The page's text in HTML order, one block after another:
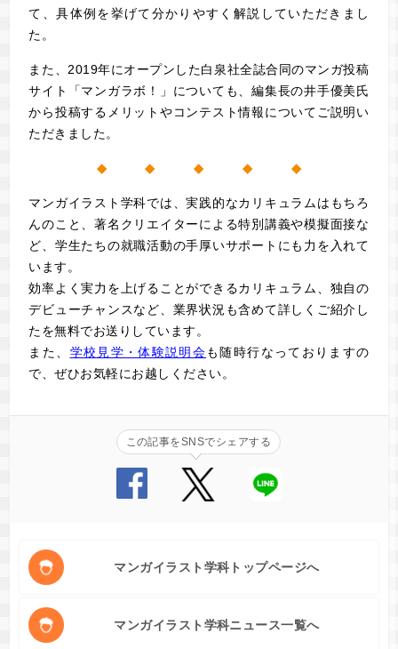
て、具体例を挙げて分かりやすく解説していただきまし
た。
また、2019年にオープンした白泉社全誌合同のマンガ投稿
サイト「マンガラボ！」についても、編集長の井手優美氏
から投稿するメリットやコンテスト情報についてご説明い
ただきました。
◆ ◆ ◆ ◆ ◆
マンガイラスト学科では、実践的なカリキュラムはもちろ
んのこと、著名クリエイターによる特別講義や模擬面接な
ど、学生たちの就職活動の手厚いサポートにも力を入れて
います。
効率よく実力を上げることができるカリキュラム、独自の
デビューチャンスなど、業界状況も含めて詳しくご紹介し
たを無料でお送りしています。
また、 学校見学・体験説明会も随時行なっておりますの
で、ぜひお気軽にお越しください。
この記事をSNSでシェアする
マンガイラスト学科トップページへ
マンガイラスト学科ニュース一覧へ